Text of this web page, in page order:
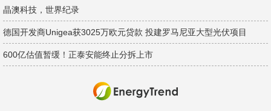
晶澳科技，世界纪录
德国开发商Unigea获3025万欧元贷款 投建罗马尼亚大型光伏项目
600亿估值暂缓！正泰安能终止分拆上市